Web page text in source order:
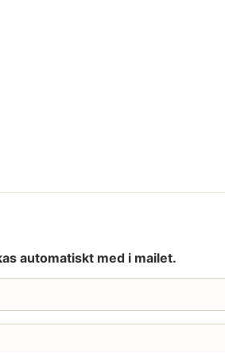
automatiskt med i mailet.